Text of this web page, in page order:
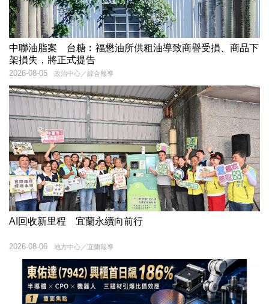
中聯油脂案 台糖︰福懋油所供粗油導致商譽受損、商品下
架損失，將正式提告
政治中心／綜合報導
2026-08-05
AI回收新里程 宜蘭永續向前行
地方中心／宜蘭報導
2026-08-06